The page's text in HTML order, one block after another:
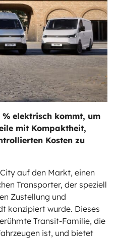
elektrisch kommt, um
mit Kompaktheit,
Kosten zu
auf den Markt, einen
Transporter, der speziell
Zustellung und
konzipiert wurde. Dieses
Transit-Familie, die
ist, und bietet